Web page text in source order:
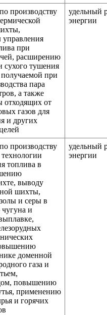
производству
управления
при
расширению
сухого тушения
при
пара
а также
отходящих от
газов для
и других
удельный
энергии
производству
топлива в
выводу
шихты,
и серы в
и
доменной
газа и
повышению
применению
и горячих
удельный
энергии